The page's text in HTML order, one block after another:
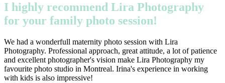
I highly recommend Lira Photography
for your family photo session!
We had a wonderfull maternity photo session with Lira
Photography. Professional approach, great attitude, a lot of patience
and excellent photographer's vision make Lira Photography my
favourite photo studio in Montreal. Irina's experience in working
with kids is also impressive!